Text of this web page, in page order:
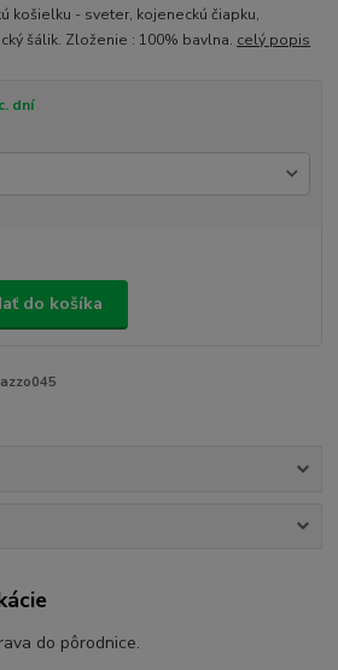
košielku - sveter, kojeneckú čiapku,
šálik. Zloženie : 100% bavlna. celý popis
dní
do košíka
azzo045
do pôrodnice.